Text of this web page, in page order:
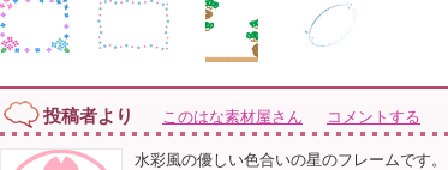
投稿者より このはな素材屋さん コメントする
水彩風の優しい色合いの星のフレームです